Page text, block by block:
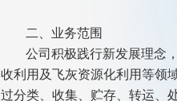
二、业务范围
公司积极践行新发展理念
收利用及飞灰资源化利用等领
过分类、收集、贮存、转运、